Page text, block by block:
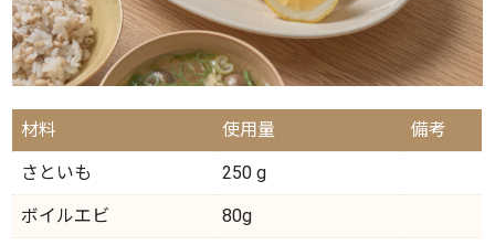
材料 使用量 備考
さといも 250 g
ボイルエビ 80g